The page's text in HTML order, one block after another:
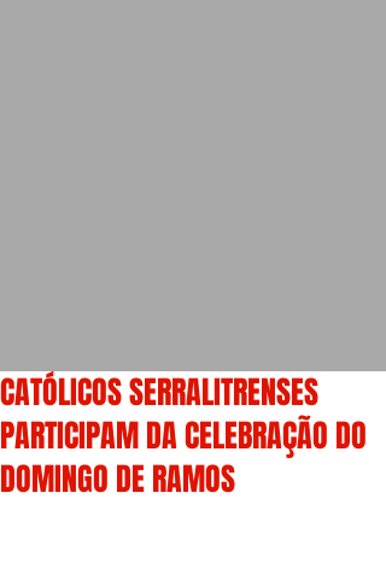
CATÓLICOS SERRALITRENSES
PARTICIPAM DA CELEBRAÇÃO DO
DOMINGO DE RAMOS